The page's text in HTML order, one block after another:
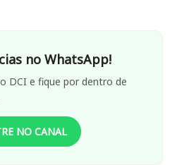
no WhatsApp!
DCI e fique por dentro de
NO CANAL